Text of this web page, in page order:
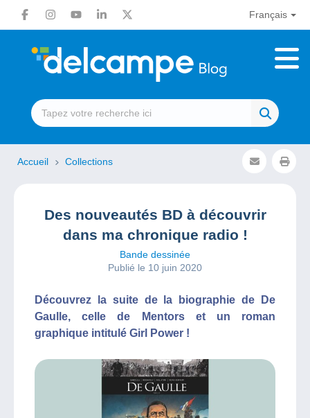
Français
Accueil Collections
Des nouveautés BD à découvrir
dans ma chronique radio !
Bande dessinée
Publié le 10 juin 2020
Découvrez la suite de la biographie de De
Gaulle, celle de Mentors et un roman
graphique intitulé Girl Power !